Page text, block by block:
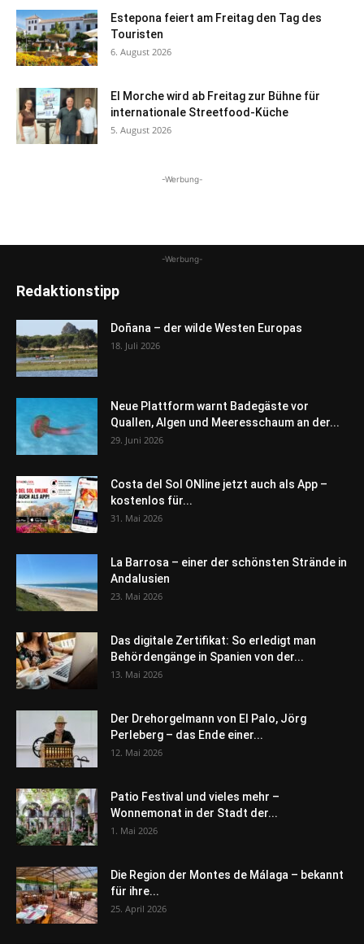
Estepona feiert am Freitag den Tag des
Touristen
6. August 2026
El Morche wird ab Freitag zur Bühne für
internationale Streetfood-Küche
5. August 2026
-Werbung-
-Werbung-
Redaktionstipp
Doñana – der wilde Westen Europas
18. Juli 2026
Neue Plattform warnt Badegäste vor
Quallen, Algen und Meeresschaum an der...
29. Juni 2026
Costa del Sol ONline jetzt auch als App –
kostenlos für...
31. Mai 2026
La Barrosa – einer der schönsten Strände in
Andalusien
23. Mai 2026
Das digitale Zertifikat: So erledigt man
Behördengänge in Spanien von der...
13. Mai 2026
Der Drehorgelmann von El Palo, Jörg
Perleberg – das Ende einer...
12. Mai 2026
Patio Festival und vieles mehr –
Wonnemonat in der Stadt der...
1. Mai 2026
Die Region der Montes de Málaga – bekannt
für ihre...
25. April 2026